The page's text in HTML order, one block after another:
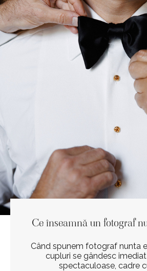
Ce înseamnă un fotograf
Când spunem fotograf nunta
cupluri se gândesc
spectaculoase, cadre